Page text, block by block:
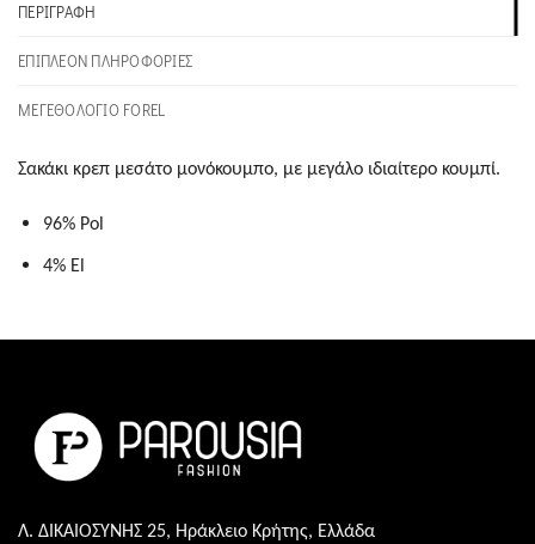
ΠΕΡΙΓΡΑΦΉ
ΕΠΙΠΛΈΟΝ ΠΛΗΡΟΦΟΡΊΕΣ
ΜΕΓΕΘΟΛΟΓΙΟ FOREL
Σακάκι κρεπ μεσάτο μονόκουμπο, με μεγάλο ιδιαίτερο κουμπί.
96% Pol
4% El
Λ. ΔΙΚΑΙΟΣΥΝΗΣ 25, Ηράκλειο Κρήτης, Ελλάδα